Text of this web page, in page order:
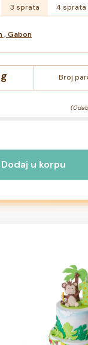
3 sprata 4 sprata
, Gabon
Broj
Dodaj u korpu